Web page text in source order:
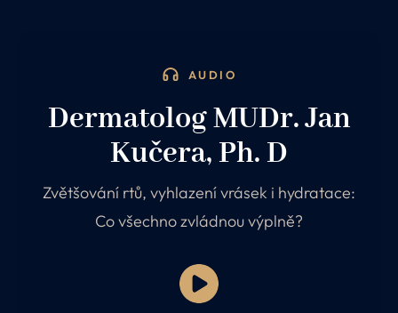
AUDIO
Dermatolog MUDr. Jan
Kučera, Ph. D
Zvětšování rtů, vyhlazení vrásek i hydratace:
Co všechno zvládnou výplně?